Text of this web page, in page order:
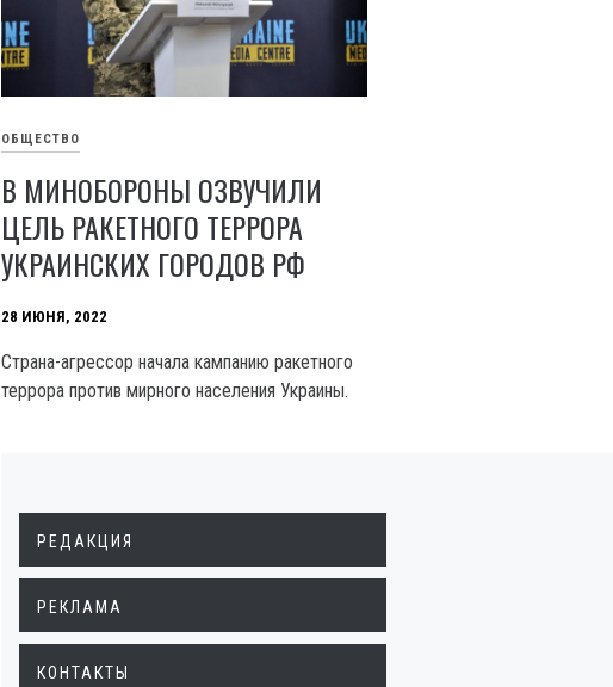
ОБЩЕСТВО
В МИНОБОРОНЫ ОЗВУЧИЛИ
ЦЕЛЬ РАКЕТНОГО ТЕРРОРА
УКРАИНСКИХ ГОРОДОВ РФ
28 ИЮНЯ, 2022
Страна-агрессор начала кампанию ракетного
террора против мирного населения Украины.
РЕДАКЦИЯ
РЕКЛАМА
КОНТАКТЫ